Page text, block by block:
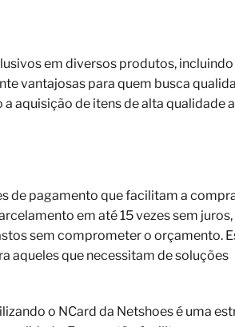
em diversos produtos,
vantajosas para quem busca
aquisição de itens de alta qualidade
de pagamento que facilitam a
em até 15 vezes sem juros,
sem comprometer o orçamento.
aqueles que necessitam de soluções
o NCard da Netshoes é uma